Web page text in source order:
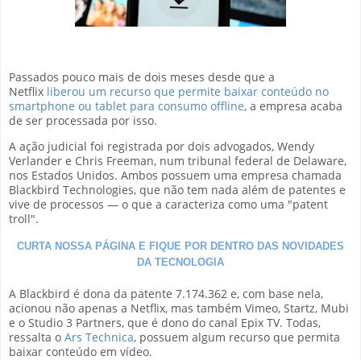
Passados pouco mais de dois meses desde que a
Netflix liberou um recurso que permite baixar conteúdo no
smartphone ou tablet para consumo offline, a empresa acaba
de ser processada por isso.
A ação judicial foi registrada por dois advogados, Wendy
Verlander e Chris Freeman, num tribunal federal de Delaware,
nos Estados Unidos. Ambos possuem uma empresa chamada
Blackbird Technologies, que não tem nada além de patentes e
vive de processos — o que a caracteriza como uma "patent
troll".
CURTA NOSSA PÁGINA E FIQUE POR DENTRO DAS NOVIDADES
DA TECNOLOGIA
A Blackbird é dona da patente 7.174.362 e, com base nela,
acionou não apenas a Netflix, mas também Vimeo, Startz, Mubi
e o Studio 3 Partners, que é dono do canal Epix TV. Todas,
ressalta o Ars Technica, possuem algum recurso que permita
baixar conteúdo em vídeo.